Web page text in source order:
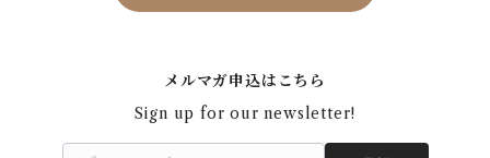
メルマガ申込はこちら
Sign up for our newsletter!